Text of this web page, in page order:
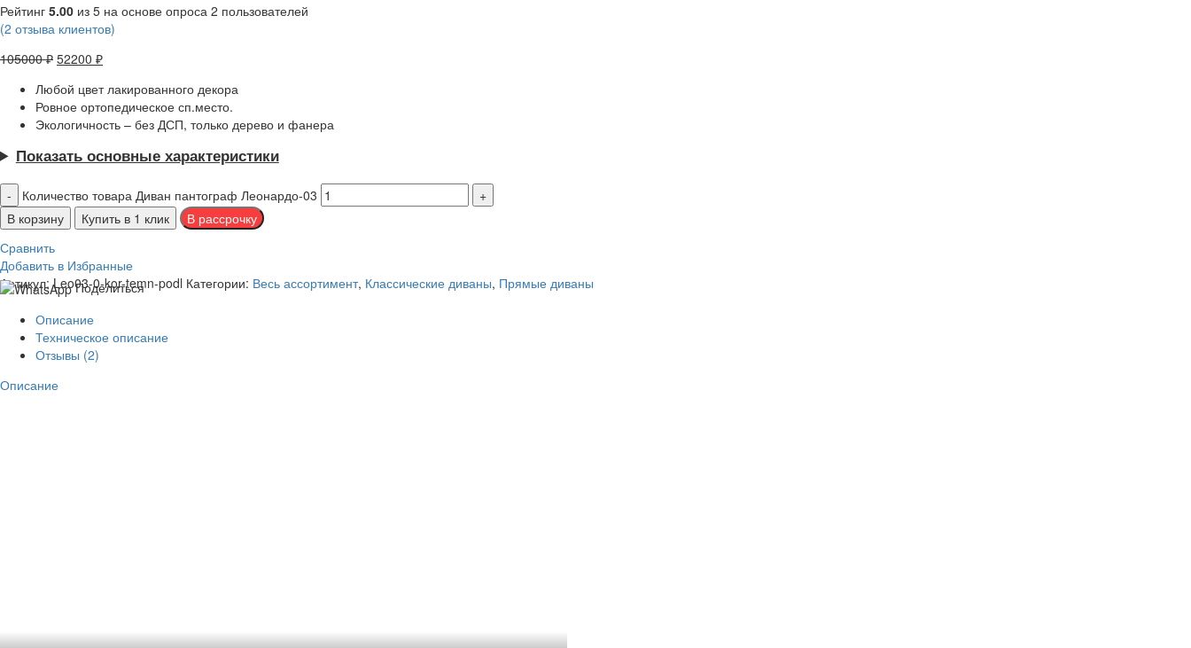
Рейтинг 5.00 из 5 на основе опроса 2 пользователей
(2 отзыва клиентов)
105000₽ 52200 ₽
Любой цвет лакированного декора
Ровное ортопедическое сп.место.
Экологичность – без ДСП, только дерево и фанера
Показать основные характеристики
Количество товара Диван пантограф Леонардо-03
В корзину
Купить в 1 клик
Сравнить
Добавить в Избранные
Артикул:Leo03-0-kor-temn-podl Категории: Весь ассортимент, Классические диваны, Прямые диваны
Поделиться
Описание
Техническое описание
Отзывы (2)
Описание